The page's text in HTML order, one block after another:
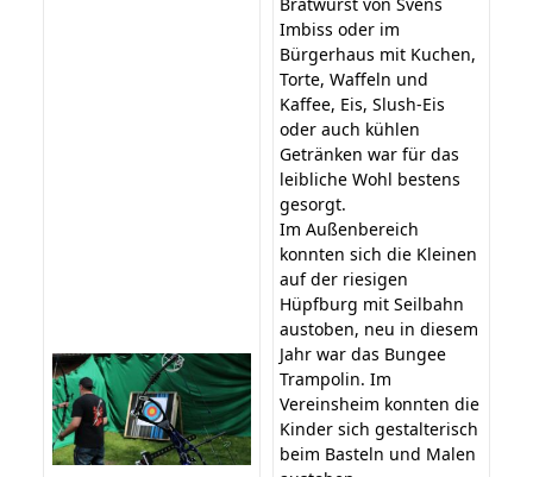
Imbiss oder im
Bürgerhaus mit Kuchen,
Torte, Waffeln und
Kaffee, Eis, Slush-Eis
oder auch kühlen
Getränken war für das
leibliche Wohl bestens
gesorgt.
Im Außenbereich
konnten sich die Kleinen
auf der riesigen
Hüpfburg mit Seilbahn
austoben, neu in diesem
Jahr war das Bungee
Trampolin. Im
Vereinsheim konnten die
Kinder sich gestalterisch
beim Basteln und Malen